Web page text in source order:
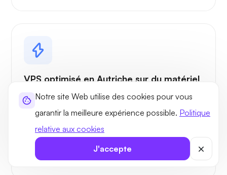
Notre site Web utilise des cookies pour vous
garantir la meilleure expérience possible. Politique
relative aux cookies
J'accepte
VPS optimisé en Autriche sur du matériel
haut de gamme
L'hébergement VPS robuste en Autriche
comprend des serveurs SuperMicro avec deux
processeurs AMD EPYC garantissant une
redondance complète.